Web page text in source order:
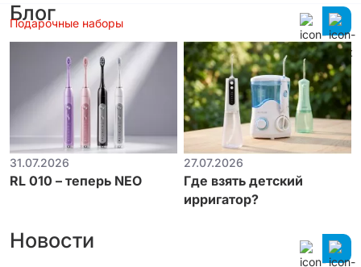
Подарочные наборы
Блог
31.07.2026
RL 010 – теперь NEO
27.07.2026
Где взять детский
ирригатор?
Новости